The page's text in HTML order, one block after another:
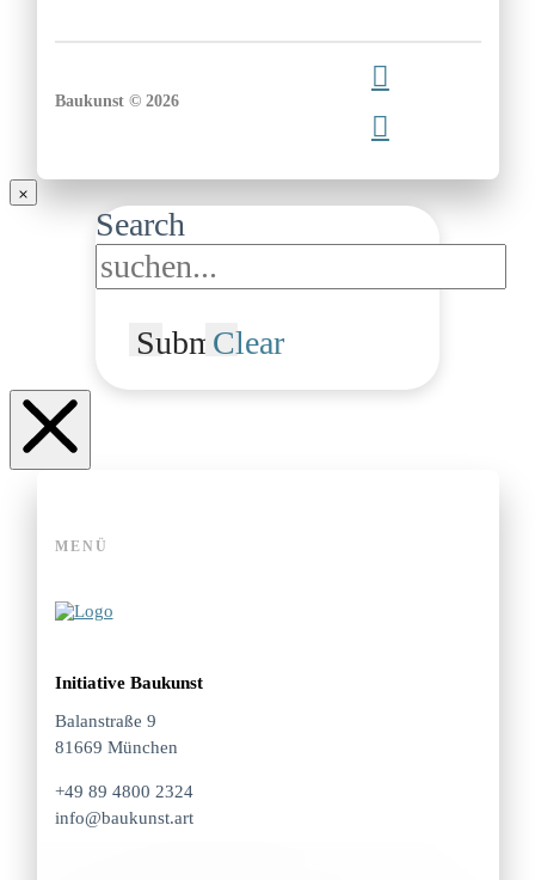
Baukunst © 2026
Search
SubmitClear
MENÜ
Initiative Baukunst
Balanstraße 9
81669 München
+49 89 4800 2324
info@baukunst.art